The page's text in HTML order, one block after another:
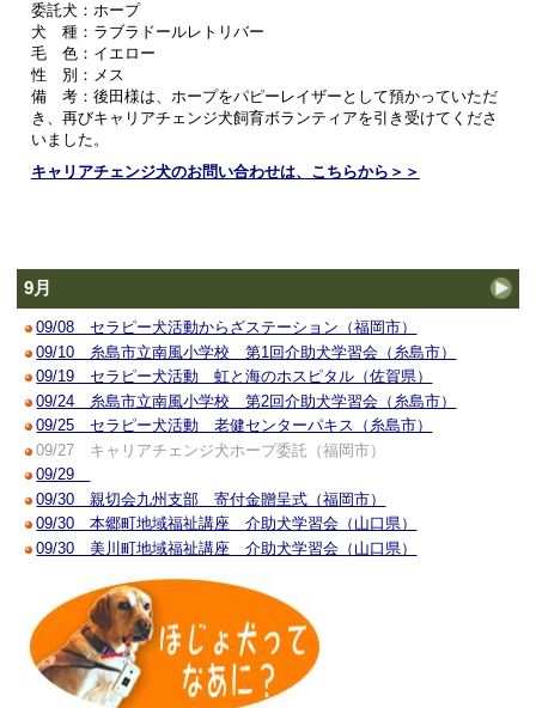
委託犬：ホープ
犬 種：ラブラドールレトリバー
毛 色：イエロー
性 別：メス
備 考：後田様は、ホープをパピーレイザーとして預かっていただ
き、再びキャリアチェンジ犬飼育ボランティアを引き受けてくださ
いました。
キャリアチェンジ犬のお問い合わせは、こちらから＞＞
9月
09/08 セラピー犬活動からざステーション（福岡市）
09/10 糸島市立南風小学校 第1回介助犬学習会（糸島市）
09/19 セラピー犬活動 虹と海のホスピタル（佐賀県）
09/24 糸島市立南風小学校 第2回介助犬学習会（糸島市）
09/25 セラピー犬活動 老健センターパキス（糸島市）
09/27 キャリアチェンジ犬ホープ委託（福岡市）
09/29
09/30 親切会九州支部 寄付金贈呈式（福岡市）
09/30 本郷町地域福祉講座 介助犬学習会（山口県）
09/30 美川町地域福祉講座 介助犬学習会（山口県）